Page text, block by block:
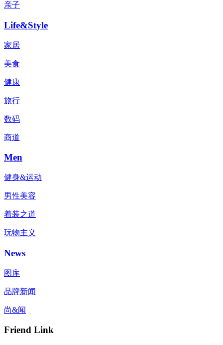
亲子
Life&Style
家居
美食
健康
旅行
数码
商道
Men
健身&运动
男性美容
着装之道
玩物主义
News
图库
品牌新闻
尚&闻
Friend Link